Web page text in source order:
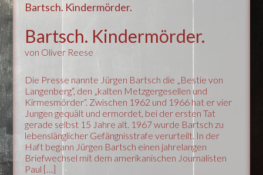
Bartsch. Kindermörder.
Bartsch. Kindermörder.
von Oliver Reese
Die Presse nannte Jürgen Bartsch die „Bestie von
Langenberg“, den „kalten Metzgergesellen und
Kirmesmörder“. Zwischen 1962 und 1966 hat er vier
Jungen gequält und ermordet, bei der ersten Tat
gerade selbst 15 Jahre alt. 1967 wurde Bartsch zu
lebenslänglicher Gefängnisstrafe verurteilt. In der
Haft begann Jürgen Bartsch einen jahrelangen
Briefwechsel mit dem amerikanischen Journalisten
Paul […]